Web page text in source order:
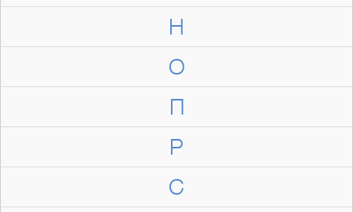
Н
О
П
Р
С